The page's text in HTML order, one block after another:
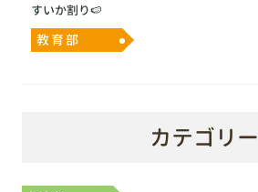
すいか割り🍉
教育部
カテゴリー